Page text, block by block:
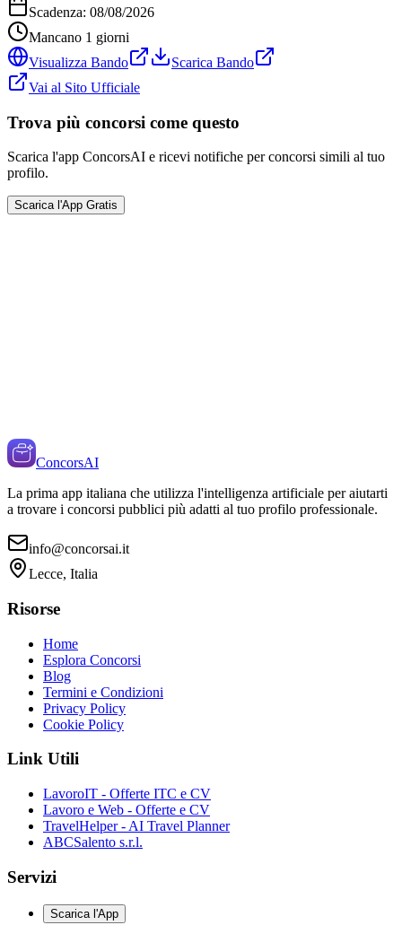
Scadenza: 08/08/2026
Mancano 1 giorni
Visualizza Bando
Scarica Bando
Vai al Sito Ufficiale
Trova più concorsi come questo
Scarica l'app ConcorsAI e ricevi notifiche per concorsi simili al tuo
profilo.
Scarica l'App Gratis
ConcorsAI
La prima app italiana che utilizza l'intelligenza artificiale per aiutarti
a trovare i concorsi pubblici più adatti al tuo profilo professionale.
info@concorsai.it
Lecce, Italia
Risorse
Home
Esplora Concorsi
Blog
Termini e Condizioni
Privacy Policy
Cookie Policy
Link Utili
LavoroIT - Offerte ITC e CV
Lavoro e Web - Offerte e CV
TravelHelper - AI Travel Planner
ABCSalento s.r.l.
Servizi
Scarica l'App